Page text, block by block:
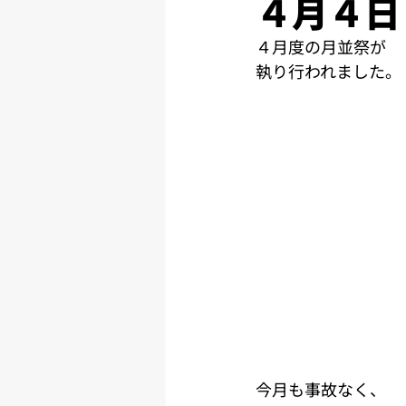
４月４
４月度の月並祭が
執り行われました。
今月も事故なく、